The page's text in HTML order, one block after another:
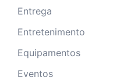
Entrega
Entretenimento
Equipamentos
Eventos